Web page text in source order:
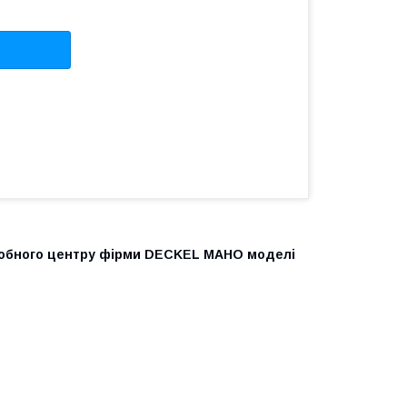
центру фірми DECKEL MAHO моделі